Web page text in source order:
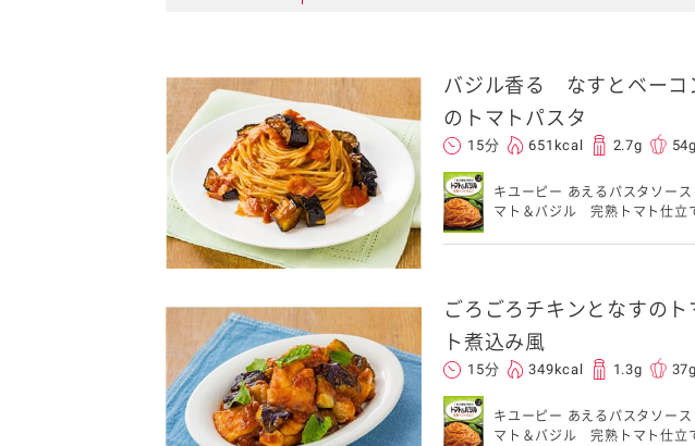
バジル香る なすとベーコ
のトマトパスタ
15分 651kcal 2.7g 54g
キユーピー あえるパスタソー
マト＆バジル 完熟トマト仕立
ごろごろチキンとなすのト
ト煮込み風
15分 349kcal 1.3g 37g
キユーピー あえるパスタソー
マト＆バジル 完熟トマト仕立